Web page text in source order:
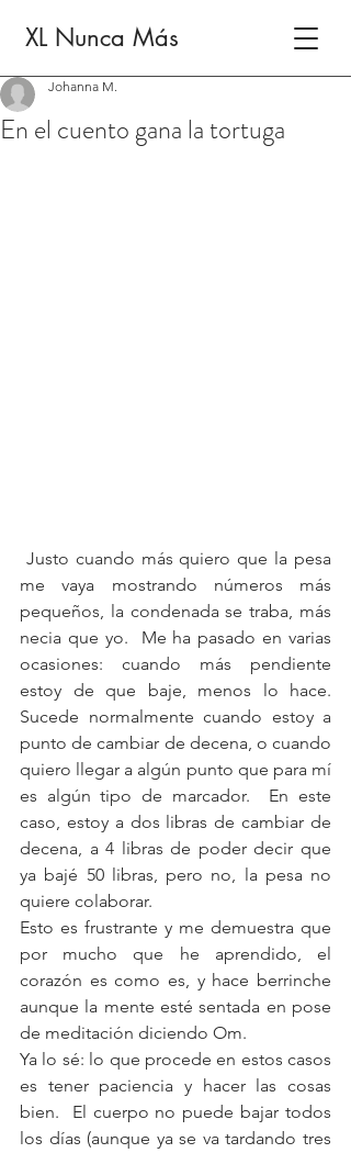
XL Nunca Más
En el cuento gana la tortuga
Johanna M.
me vaya mostrando números más
pequeños, la condenada se traba, más
necia que yo.  Me ha pasado en varias
ocasiones: cuando más pendiente
estoy de que baje, menos lo hace.
Sucede normalmente cuando estoy a
punto de cambiar de decena, o cuando
quiero llegar a algún punto que para mí
es algún tipo de marcador.  En este
caso, estoy a dos libras de cambiar de
decena, a 4 libras de poder decir que
ya bajé 50 libras, pero no, la pesa no
quiere colaborar.
Esto es frustrante y me demuestra que
por mucho que he aprendido, el
corazón es como es, y hace berrinche
aunque la mente esté sentada en pose
de meditación diciendo Om.
Ya lo sé: lo que procede en estos casos
es tener paciencia y hacer las cosas
bien.  El cuerpo no puede bajar todos
los días (aunque ya se va tardando tres